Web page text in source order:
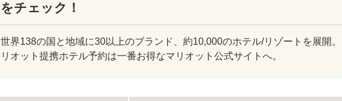
をチェック！
世界138の国と地域に30以上のブランド、約10,000のホテル/リゾートを展開
リオット提携ホテル予約は一番お得なマリオット公式サイトへ。